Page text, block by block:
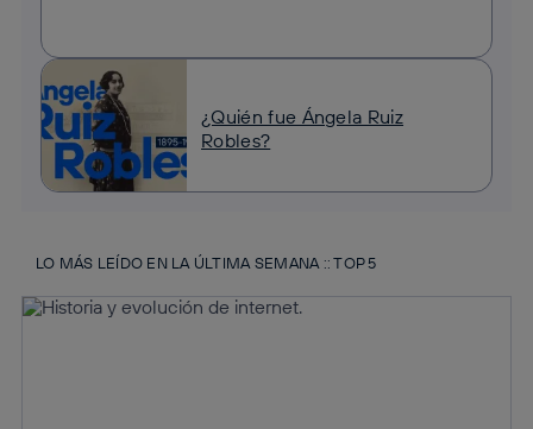
¿Quién fue Ángela Ruiz
Robles?
LO MÁS LEÍDO EN LA ÚLTIMA SEMANA :: TOP 5